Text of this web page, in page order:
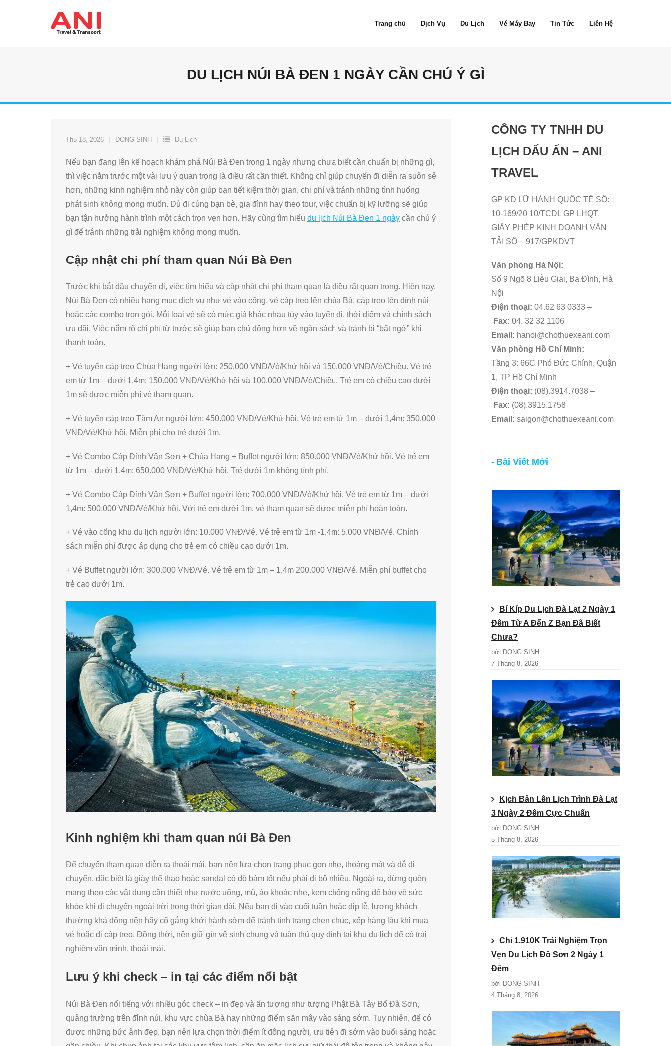
Trang chủ Dịch Vụ Du Lịch Vé Máy Bay Tin Tức Liên Hệ
DU LỊCH NÚI BÀ ĐEN 1 NGÀY CẦN CHÚ Ý GÌ
Th5 18, 2026 DONG SINH Du Lịch
Nếu bạn đang lên kế hoạch khám phá Núi Bà Đen trong 1 ngày nhưng chưa biết cần chuẩn bị những gì,
thì việc nắm trước một vài lưu ý quan trọng là điều rất cần thiết. Không chỉ giúp chuyến đi diễn ra suôn sẻ
hơn, những kinh nghiệm nhỏ này còn giúp bạn tiết kiệm thời gian, chi phí và tránh những tình huống
phát sinh không mong muốn. Dù đi cùng bạn bè, gia đình hay theo tour, việc chuẩn bị kỹ lưỡng sẽ giúp
bạn tận hưởng hành trình một cách trọn vẹn hơn. Hãy cùng tìm hiểu du lịch Núi Bà Đen 1 ngày cần chú ý
gì để tránh những trải nghiệm không mong muốn.
Cập nhật chi phí tham quan Núi Bà Đen
Trước khi bắt đầu chuyến đi, việc tìm hiểu và cập nhật chi phí tham quan là điều rất quan trọng. Hiện nay,
Núi Bà Đen có nhiều hạng mục dịch vụ như vé vào cổng, vé cáp treo lên chùa Bà, cáp treo lên đỉnh núi
hoặc các combo trọn gói. Mỗi loại vé sẽ có mức giá khác nhau tùy vào tuyến đi, thời điểm và chính sách
ưu đãi. Việc nắm rõ chi phí từ trước sẽ giúp bạn chủ động hơn về ngân sách và tránh bị “bất ngờ” khi
thanh toán.
+ Vé tuyến cáp treo Chùa Hang người lớn: 250.000 VNĐ/Vé/Khứ hồi và 150.000 VNĐ/Vé/Chiều. Vé trẻ
em từ 1m – dưới 1,4m: 150.000 VNĐ/Vé/Khứ hồi và 100.000 VNĐ/Vé/Chiều. Trẻ em có chiều cao dưới
1m sẽ được miễn phí vé tham quan.
+ Vé tuyến cáp treo Tâm An người lớn: 450.000 VNĐ/Vé/Khứ hồi. Vé trẻ em từ 1m – dưới 1,4m: 350.000
VNĐ/Vé/Khứ hồi. Miễn phí cho trẻ dưới 1m.
+ Vé Combo Cáp Đỉnh Vân Sơn + Chùa Hang + Buffet người lớn: 850.000 VNĐ/Vé/Khứ hồi. Vé trẻ em
từ 1m – dưới 1,4m: 650.000 VNĐ/Vé/Khứ hồi. Trẻ dưới 1m không tính phí.
+ Vé Combo Cáp Đỉnh Vân Sơn + Buffet người lớn: 700.000 VNĐ/Vé/Khứ hồi. Vé trẻ em từ 1m – dưới
1,4m: 500.000 VNĐ/Vé/Khứ hồi. Với trẻ em dưới 1m, vé tham quan sẽ được miễn phí hoàn toàn.
+ Vé vào cổng khu du lịch người lớn: 10.000 VNĐ/Vé. Vé trẻ em từ 1m -1,4m: 5.000 VNĐ/Vé. Chính
sách miễn phí được áp dụng cho trẻ em có chiều cao dưới 1m.
+ Vé Buffet người lớn: 300.000 VNĐ/Vé. Vé trẻ em từ 1m – 1,4m 200.000 VNĐ/Vé. Miễn phí buffet cho
trẻ cao dưới 1m.
Kinh nghiệm khi tham quan núi Bà Đen
Để chuyến tham quan diễn ra thoải mái, bạn nên lựa chọn trang phục gọn nhẹ, thoáng mát và dễ di
chuyển, đặc biệt là giày thể thao hoặc sandal có độ bám tốt nếu phải đi bộ nhiều. Ngoài ra, đừng quên
mang theo các vật dụng cần thiết như nước uống, mũ, áo khoác nhẹ, kem chống nắng để bảo vệ sức
khỏe khi di chuyển ngoài trời trong thời gian dài. Nếu bạn đi vào cuối tuần hoặc dịp lễ, lượng khách
thường khá đông nên hãy cố gắng khởi hành sớm để tránh tình trạng chen chúc, xếp hàng lâu khi mua
vé hoặc đi cáp treo. Đồng thời, nên giữ gìn vệ sinh chung và tuân thủ quy định tại khu du lịch để có trải
nghiệm văn minh, thoải mái.
Lưu ý khi check – in tại các điểm nổi bật
Núi Bà Đen nổi tiếng với nhiều góc check – in đẹp và ấn tượng như tượng Phật Bà Tây Bổ Đà Sơn,
quảng trường trên đỉnh núi, khu vực chùa Bà hay những điểm săn mây vào sáng sớm. Tuy nhiên, để có
được những bức ảnh đẹp, bạn nên lựa chọn thời điểm ít đông người, ưu tiên đi sớm vào buổi sáng hoặc
CÔNG TY TNHH DU
LỊCH DẤU ẤN – ANI
TRAVEL
GP KD LỮ HÀNH QUỐC TẾ SỐ:
10-169/20 10/TCDL GP LHQT
GIẤY PHÉP KINH DOANH VẬN
TẢI SỐ – 917/GPKDVT
Văn phòng Hà Nội:
Số 9 Ngõ 8 Liễu Giai, Ba Đình, Hà
Nội
Điện thoại: 04.62 63 0333 –
Fax: 04. 32 32 1106
Email: hanoi@chothuexeani.com
Văn phòng Hồ Chí Minh:
Tầng 3: 66C Phó Đức Chính, Quận
1, TP Hồ Chí Minh
Điện thoại: (08).3914.7038 –
Fax: (08).3915.1758
Email: saigon@chothuexeani.com
Bài Viết Mới
Bí Kíp Du Lịch Đà Lạt 2 Ngày 1
Đêm Từ A Đến Z Bạn Đã Biết
Chưa?
bởi DONG SINH
7 Tháng 8, 2026
Kịch Bản Lên Lịch Trình Đà Lạt
3 Ngày 2 Đêm Cực Chuẩn
bởi DONG SINH
5 Tháng 8, 2026
Chỉ 1.910K Trải Nghiệm Trọn
Vẹn Du Lịch Đồ Sơn 2 Ngày 1
Đêm
bởi DONG SINH
4 Tháng 8, 2026